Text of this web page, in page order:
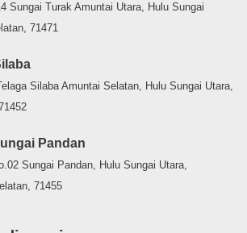
Sungai Turak Amuntai Utara, Hulu Sungai
71471
Silaba Amuntai Selatan, Hulu Sungai Utara,
Pandan
Sungai Pandan, Hulu Sungai Utara,
71455